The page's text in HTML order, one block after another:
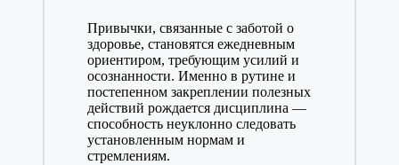
Привычки, связанные с заботой о
здоровье, становятся ежедневным
ориентиром, требующим усилий и
осознанности. Именно в рутине и
постепенном закреплении полезных
действий рождается дисциплина —
способность неуклонно следовать
установленным нормам и
стремлениям.